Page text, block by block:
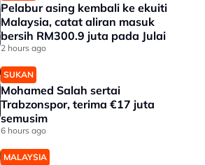
Pelabur asing kembali ke ekuiti
Malaysia, catat aliran masuk
bersih RM300.9 juta pada Julai
2 hours ago
SUKAN
Mohamed Salah sertai
Trabzonspor, terima €17 juta
semusim
6 hours ago
MALAYSIA